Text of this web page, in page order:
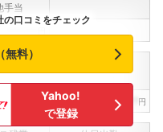
手当
ィブ賞与
決算賞与
???,??? 円 ???,??? 円
口コミをチェック
料）
Yahoo!
で登録